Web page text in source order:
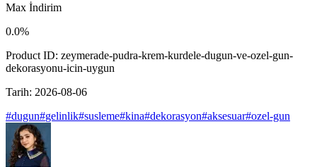
Max İndirim
0.0%
Product ID: zeymerade-pudra-krem-kurdele-dugun-ve-ozel-gun-
dekorasyonu-icin-uygun
Tarih: 2026-08-06
#dugun#gelinlik#susleme#kina#dekorasyon#aksesuar#ozel-gun